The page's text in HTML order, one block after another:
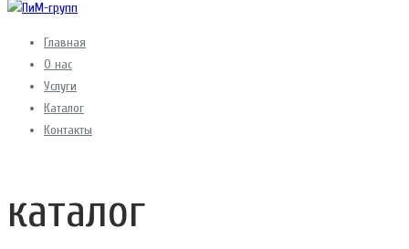
Главная
О нас
Услуги
Каталог
Контакты
каталог